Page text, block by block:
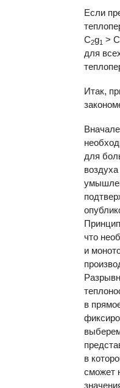
Если
С2g1 > С
для
Итак,
для
что
и
в
в
сможет